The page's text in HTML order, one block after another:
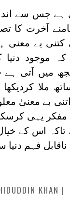
ہے جس سے
آخرت کا
بے معنی
موجود دنیا
میں آتی
ملا کردیکھا
اتنی بے معنیٰ
یہی
اس کے
فہم
KHAN